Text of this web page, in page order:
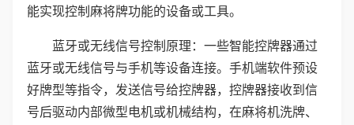
能实现控制麻将牌功能的设备或工具。
蓝牙或无线信号控制原理：一些智能控牌器通过
蓝牙或无线信号与手机等设备连接。手机端软件预设
好牌型等指令，发送信号给控牌器，控牌器接收到信
号后驱动内部微型电机或机械结构，在麻将机洗牌、